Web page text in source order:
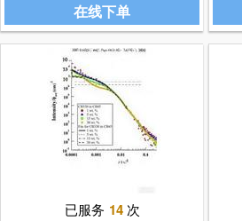
在线下单
已服务 14次